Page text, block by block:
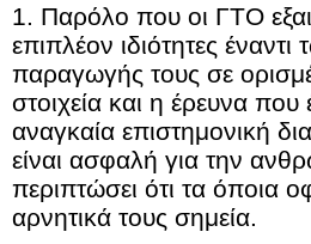
1. Παρόλο που οι ΓΤΟ
επιπλέον ιδιότητες
παραγωγής τους σε
στοιχεία και η έρευνα
αναγκαία επιστημονική
είναι ασφαλή για την
περιπτώσει ότι τα όποια
αρνητικά τους σημεία.